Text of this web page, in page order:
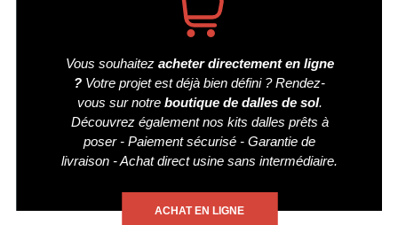
Vous souhaitez acheter directement en ligne
? Votre projet est déjà bien défini ? Rendez-
vous sur notre boutique de dalles de sol.
Découvrez également nos kits dalles prêts à
poser - Paiement sécurisé - Garantie de
livraison - Achat direct usine sans intermédiaire.
ACHAT EN LIGNE